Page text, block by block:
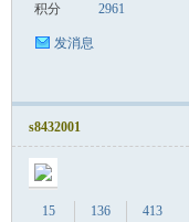
罗
积分 2961
发消息
s8432001
15
136
413